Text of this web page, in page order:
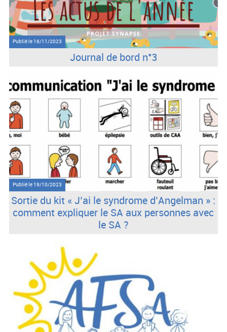
Publié le 16/11/2023
Journal de bord n°3
Publié le 19/10/2023
Sortie du kit « J’ai le syndrome d’Angelman » :
comment expliquer le SA aux personnes avec
le SA ?